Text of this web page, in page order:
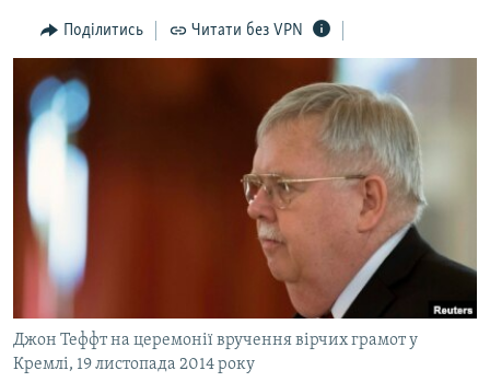
пошукуІНТЕРВ'Ю
ВСЕ ЗА ДЕНЬ
СПЕЦПРОЕКТИ
ДЕПОРТАЦІЯ
СВІДЧЕННЯ ОКУПАЦІЇ
УКРАЇНСЬКА ПРОБЛЕМА КРИМУ
ЯК ОБІЙТИ БЛОКУВАННЯ
Русский
Qırımtatar
Поділитись Читати без VPN
Джон Теффт на церемонії вручення вірчих грамот у
Кремлі, 19 листопада 2014 року